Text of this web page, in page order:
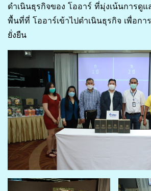
ดำเนินธุรกิจของ โออาร์ ที่มุ่งเน้นการดู
พื้นที่ที่ โออาร์เข้าไปดำเนินธุรกิจ เพื่อกา
ยั่งยืน